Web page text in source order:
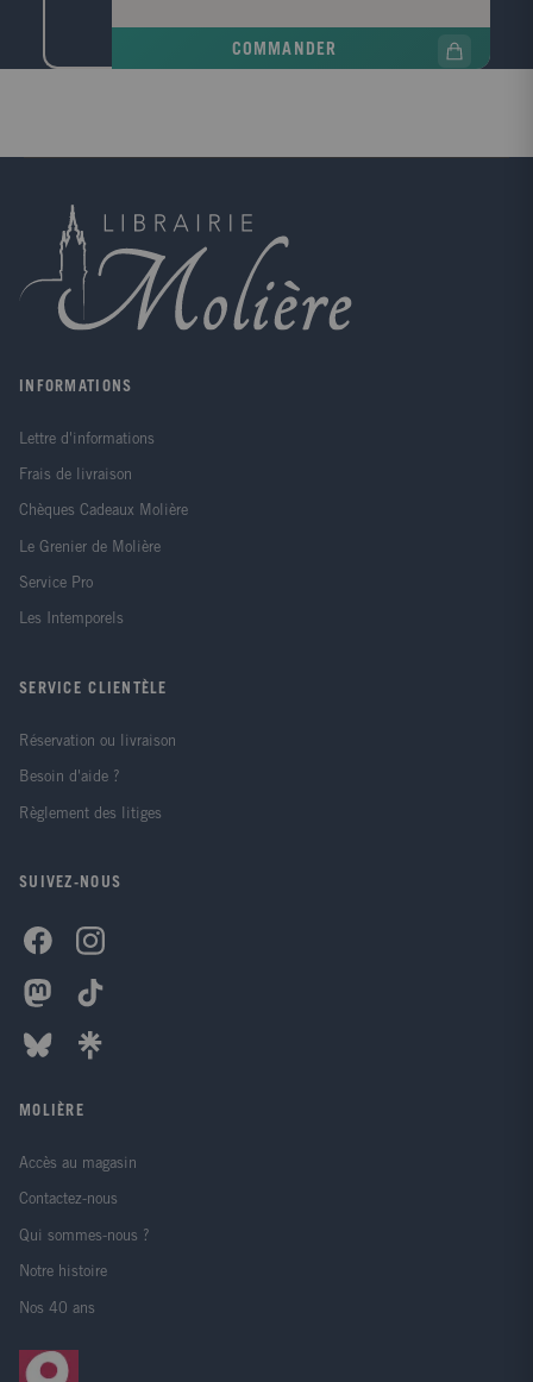
COMMANDER
INFORMATIONS
Lettre d'informations
Frais de livraison
Chèques Cadeaux Molière
Le Grenier de Molière
Service Pro
Les Intemporels
SERVICE CLIENTÈLE
Réservation ou livraison
Besoin d'aide ?
Règlement des litiges
SUIVEZ-NOUS
MOLIÈRE
Accès au magasin
Contactez-nous
Qui sommes-nous ?
Notre histoire
Nos 40 ans